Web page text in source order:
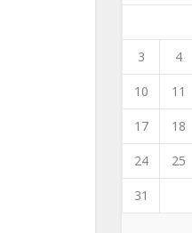
3 4
10 11
17 18
24 25
31